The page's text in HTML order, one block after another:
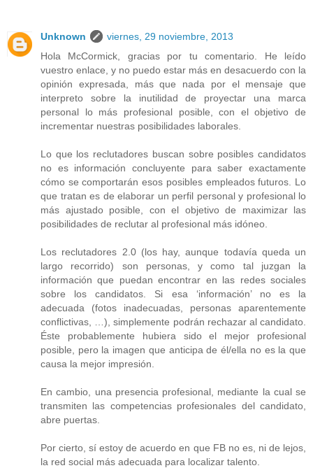
Unknown
viernes, 29 noviembre, 2013
Hola McCormick, gracias por tu comentario. He leído
vuestro enlace, y no puedo estar más en desacuerdo con la
opinión expresada, más que nada por el mensaje que
interpreto sobre la inutilidad de proyectar una marca
personal lo más profesional posible, con el objetivo de
incrementar nuestras posibilidades laborales.
Lo que los reclutadores buscan sobre posibles candidatos
no es información concluyente para saber exactamente
cómo se comportarán esos posibles empleados futuros. Lo
que tratan es de elaborar un perfil personal y profesional lo
más ajustado posible, con el objetivo de maximizar las
posibilidades de reclutar al profesional más idóneo.
Los reclutadores 2.0 (los hay, aunque todavía queda un
largo recorrido) son personas, y como tal juzgan la
información que puedan encontrar en las redes sociales
sobre los candidatos. Si esa ‘información’ no es la
adecuada (fotos inadecuadas, personas aparentemente
conflictivas, …), simplemente podrán rechazar al candidato.
Éste probablemente hubiera sido el mejor profesional
posible, pero la imagen que anticipa de él/ella no es la que
causa la mejor impresión.
En cambio, una presencia profesional, mediante la cual se
transmiten las competencias profesionales del candidato,
abre puertas.
Por cierto, sí estoy de acuerdo en que FB no es, ni de lejos,
la red social más adecuada para localizar talento.